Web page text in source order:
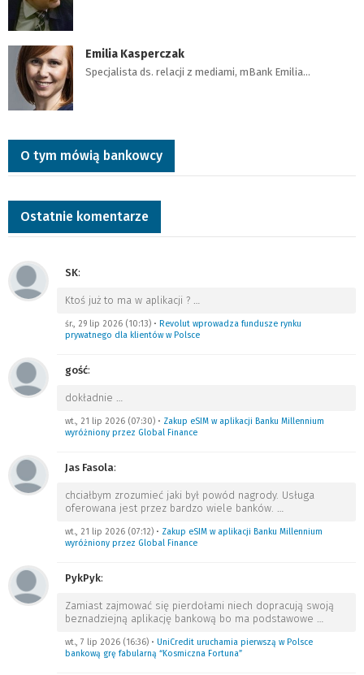
Emilia Kasperczak
Specjalista ds. relacji z mediami, mBank Emilia…
O tym mówią bankowcy
Ostatnie komentarze
SK:
Ktoś już to ma w aplikacji ? …
śr., 29 lip 2026 (10:13) • Revolut wprowadza fundusze rynku
prywatnego dla klientów w Polsce
gość:
dokładnie …
wt., 21 lip 2026 (07:30) • Zakup eSIM w aplikacji Banku Millennium
wyróżniony przez Global Finance
Jas Fasola:
chciałbym zrozumieć jaki był powód nagrody. Usługa
oferowana jest przez bardzo wiele banków. …
wt., 21 lip 2026 (07:12) • Zakup eSIM w aplikacji Banku Millennium
wyróżniony przez Global Finance
PykPyk:
Zamiast zajmować się pierdołami niech dopracują swoją
beznadziejną aplikację bankową bo ma podstawowe …
wt., 7 lip 2026 (16:36) • UniCredit uruchamia pierwszą w Polsce
bankową grę fabularną “Kosmiczna Fortuna”